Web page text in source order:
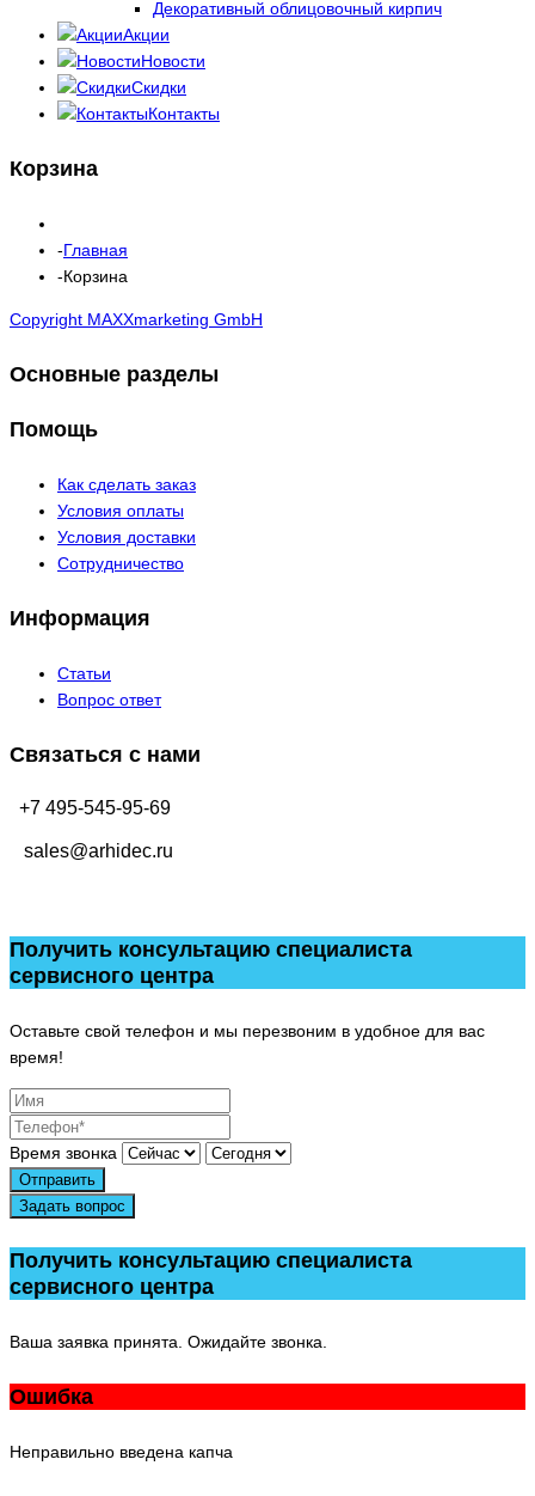
Декоративный облицовочный кирпич
Акции
Новости
Скидки
Контакты
Корзина
Главная
Корзина
Copyright MAXXmarketing GmbH
Основные разделы
Помощь
Как сделать заказ
Условия оплаты
Условия доставки
Сотрудничество
Информация
Статьи
Вопрос ответ
Связаться с нами
+7 495-545-95-69
sales@arhidec.ru
Получить консультацию специалиста
сервисного центра
Оставьте свой телефон и мы перезвоним в удобное для вас
время!
Время звонка
Отправить
Задать вопрос
Получить консультацию специалиста
сервисного центра
Ваша заявка принята. Ожидайте звонка.
Ошибка
Неправильно введена капча